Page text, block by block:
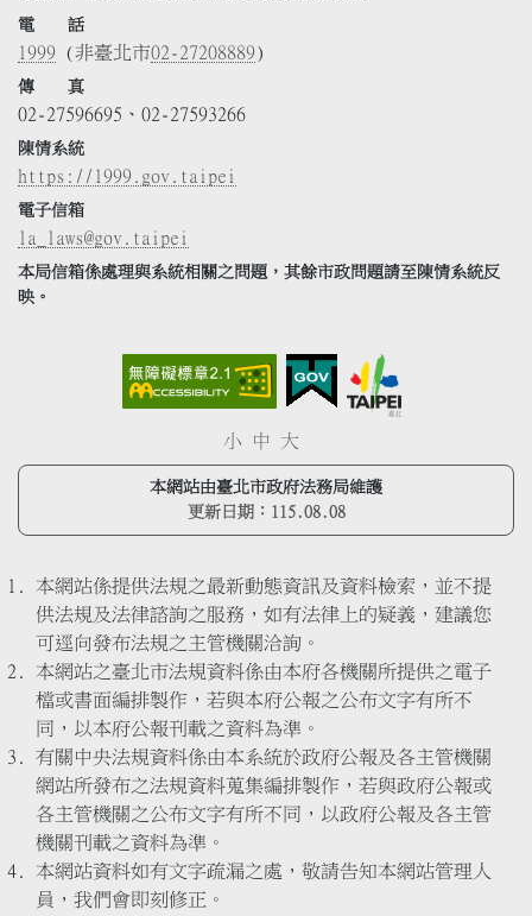
電 話
1999 (非臺北市02-27208889)
傳 真
02-27596695、02-27593266
陳情系統
https://1999.gov.taipei
電子信箱
la_laws@gov.taipei
本局信箱係處理與系統相關之問題，其餘市政問題請至陳情系統反
映。
小 中 大
本網站由臺北市政府法務局維護
更新日期： 115.08.08
本網站係提供法規之最新動態資訊及資料檢索，並不提
供法規及法律諮詢之服務，如有法律上的疑義，建議您
可逕向發布法規之主管機關洽詢。
本網站之臺北市法規資料係由本府各機關所提供之電子
檔或書面編排製作，若與本府公報之公布文字有所不
同，以本府公報刊載之資料為準。
有關中央法規資料係由本系統於政府公報及各主管機關
網站所發布之法規資料蒐集編排製作，若與政府公報或
各主管機關之公布文字有所不同，以政府公報及各主管
機關刊載之資料為準。
本網站資料如有文字疏漏之處，敬請告知本網站管理人
員，我們會即刻修正。